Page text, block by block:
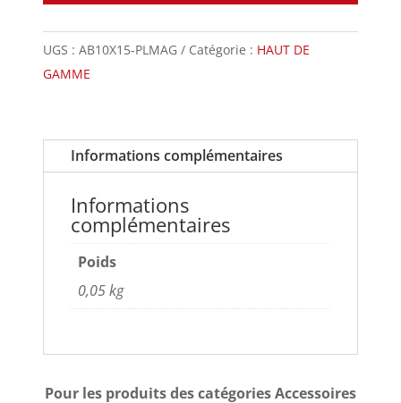
UGS :AB10X15-PLMAG Catégorie : HAUT DE
GAMME
Informations complémentaires
Informations
complémentaires
Poids
0,05 kg
Pour les produits des catégories Accessoires